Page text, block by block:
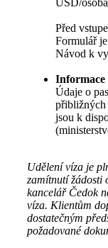
Před
Formulář
Návod k
Informace
Údaje o
přibližných
jsou k
Udělení víza je
zamítnutí žádosti
kancelář Čedok
víza. Klientům
dostatečným
požadované